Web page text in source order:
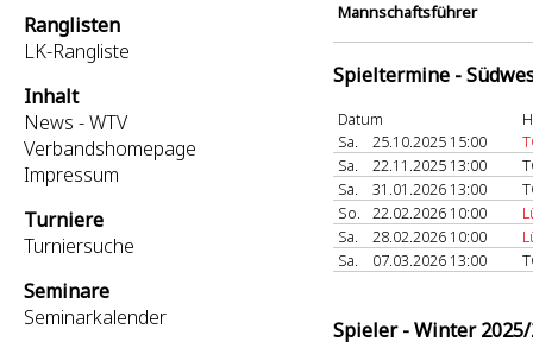
Ranglisten
LK-Rangliste
Inhalt
News - WTV
Verbandshomepage
Impressum
Turniere
Turniersuche
Seminare
Seminarkalender
Mannschaftsführer
Spieltermine -
Datum
Sa.
25.10.2025 15:00
Sa.
22.11.2025 13:00
Sa.
31.01.2026 13:00
So.
22.02.2026 10:00
Sa.
28.02.2026 10:00
Sa.
07.03.2026 13:00
Spieler - Winter